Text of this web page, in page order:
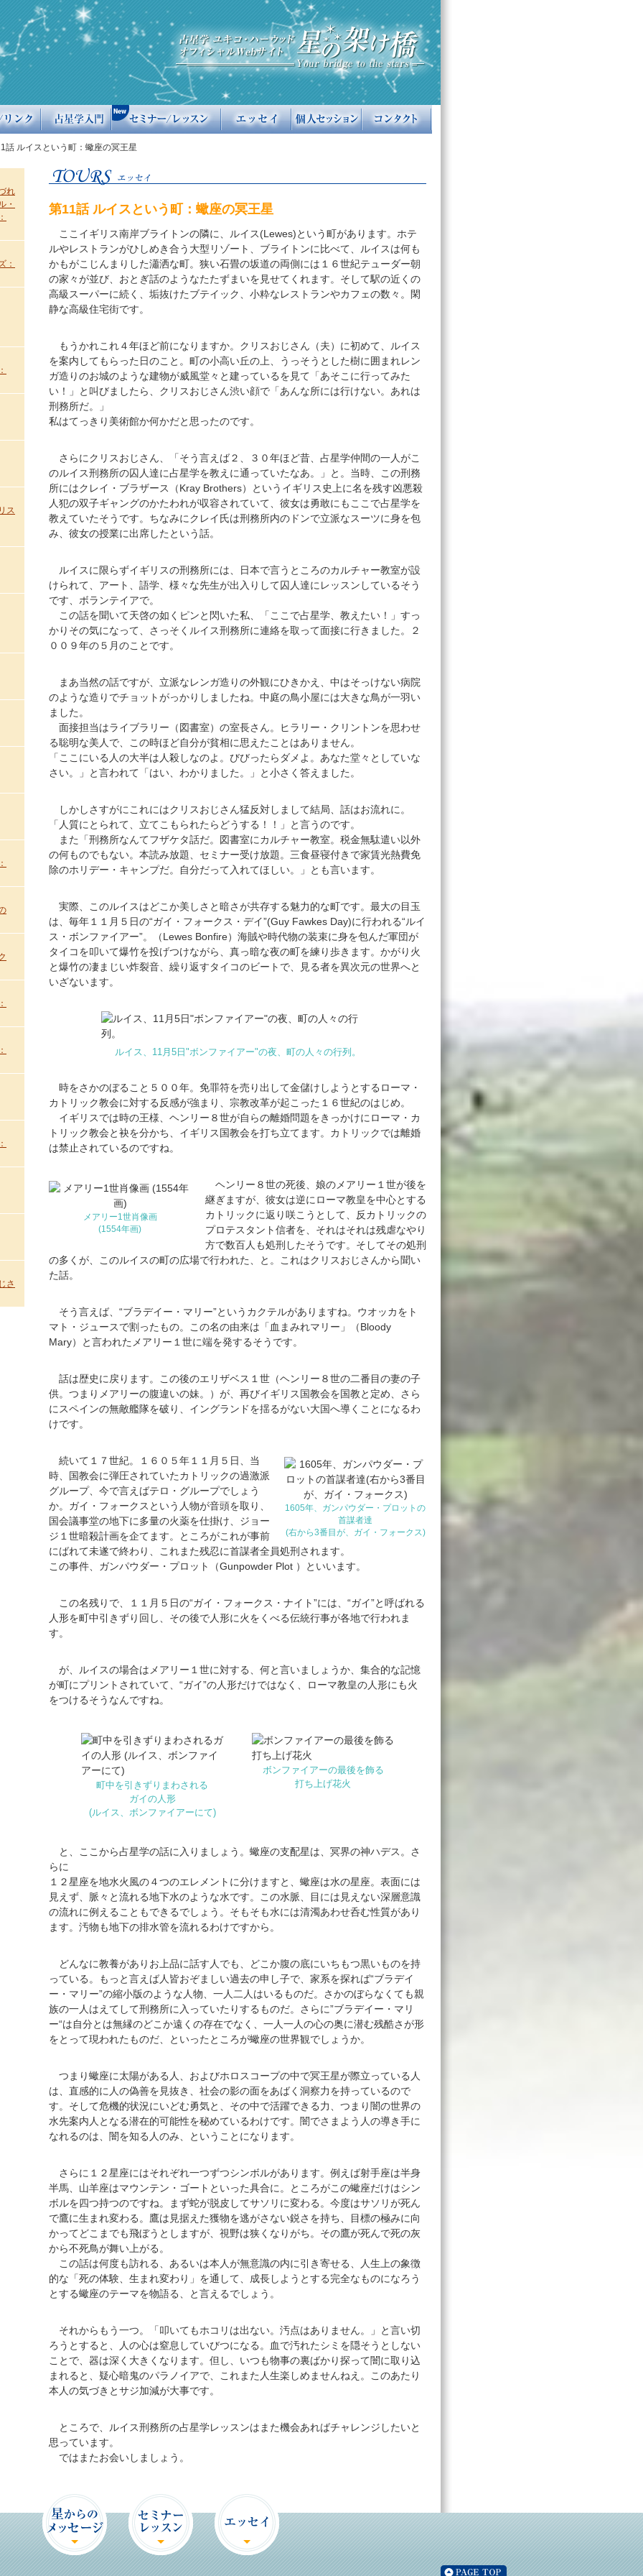
話 ルイスという町：蠍座の冥王星
れ
・
：
ス
さ
第11話 ルイスという町：蠍座の冥王星
ここイギリス南岸ブライトンの隣に、ルイス(Lewes)という町があります。ホテ
ルやレストランがひしめき合う大型リゾート、ブライトンに比べて、ルイスは何も
かもがこじんまりした瀟洒な町。狭い石畳の坂道の両側には１６世紀テューダー朝
の家々が並び、おとぎ話のようなたたずまいを見せてくれます。そして駅の近くの
高級スーパーに続く、垢抜けたブテイック、小粋なレストランやカフェの数々。閑
静な高級住宅街です。
もうかれこれ４年ほど前になりますか。クリスおじさん（夫）に初めて、ルイス
を案内してもらった日のこと。町の小高い丘の上、うっそうとした樹に囲まれレン
ガ造りのお城のような建物が威風堂々と建っているを見て「あそこに行ってみた
い！」と叫びましたら、クリスおじさん渋い顔で「あんな所には行けない。あれは
刑務所だ。」
私はてっきり美術館か何かだと思ったのです。
さらにクリスおじさん、「そう言えば２、３０年ほど昔、占星学仲間の一人がこ
のルイス刑務所の囚人達に占星学を教えに通っていたなあ。」と。当時、この刑務
所にはクレイ・ブラザース（Kray Brothers）というイギリス史上に名を残す凶悪殺
人犯の双子ギャングのかたわれが収容されていて、彼女は勇敢にもここで占星学を
教えていたそうです。ちなみにクレイ氏は刑務所内のドンで立派なスーツに身を包
み、彼女の授業に出席したという話。
ルイスに限らずイギリスの刑務所には、日本で言うところのカルチャー教室が設
けられて、アート、語学、様々な先生が出入りして囚人達にレッスンしているそう
です、ボランテイアで。
この話を聞いて天啓の如くピンと閃いた私、「ここで占星学、教えたい！」すっ
かりその気になって、さっそくルイス刑務所に連絡を取って面接に行きました。２
００９年の５月のことです。
まあ当然の話ですが、立派なレンガ造りの外観にひきかえ、中はそっけない病院
のような造りでチョットがっかりしましたね。中庭の鳥小屋には大きな鳥が一羽い
ました。
面接担当はライブラリー（図書室）の室長さん。ヒラリー・クリントンを思わせ
る聡明な美人で、この時ほど自分が貧相に思えたことはありません。
「ここにいる人の大半は人殺しなのよ。びびったらダメよ。あなた堂々としていな
さい。」と言われて「はい、わかりました。」と小さく答えました。
しかしさすがにこれにはクリスおじさん猛反対しまして結局、話はお流れに。
「人質にとられて、立てこもられたらどうする！！」と言うのです。
また「刑務所なんてフザケタ話だ。図書室にカルチャー教室。税金無駄遣い以外
の何ものでもない。本読み放題、セミナー受け放題。三食昼寝付きで家賃光熱費免
除のホリデー・キャンプだ。自分だって入れてほしい。」とも言います。
実際、このルイスはどこか美しさと暗さが共存する魅力的な町です。最大の目玉
は、毎年１１月５日の“ガイ・フォークス・デイ”(Guy Fawkes Day)に行われる“ルイ
ス・ボンファイアー”。（Lewes Bonfire）海賊や時代物の装束に身を包んだ軍団が
タイコを叩いて爆竹を投げつけながら、真っ暗な夜の町を練り歩きます。かがり火
と爆竹の凄まじい炸裂音、繰り返すタイコのビートで、見る者を異次元の世界へと
いざないます。
ルイス、11月5日"ボンファイアー"の夜、町の人々の行列。
時をさかのぼること５００年。免罪符を売り出して金儲けしようとするローマ・
カトリック教会に対する反感が強まり、宗教改革が起こった１６世紀のはじめ。
イギリスでは時の王様、ヘンリー８世が自らの離婚問題をきっかけにローマ・カ
トリック教会と袂を分かち、イギリス国教会を打ち立てます。カトリックでは離婚
は禁止されているのですね。
メアリー1世肖像画
(1554年画)
ヘンリー８世の死後、娘のメアリー１世が後を
継ぎますが、彼女は逆にローマ教皇を中心とする
カトリックに返り咲こうとして、反カトリックの
プロテスタント信者を、それはそれは残虐なやり
方で数百人も処刑したそうです。そしてその処刑
の多くが、このルイスの町の広場で行われた、と。これはクリスおじさんから聞い
た話。
そう言えば、“ブラデイー・マリー”というカクテルがありますね。ウオッカをト
マト・ジュースで割ったもの。この名の由来は「血まみれマリー」（Bloody
Mary）と言われたメアリー１世に端を発するそうです。
話は歴史に戻ります。この後のエリザベス１世（ヘンリー８世の二番目の妻の子
供。つまりメアリーの腹違いの妹。）が、再びイギリス国教会を国教と定め、さら
にスペインの無敵艦隊を破り、イングランドを揺るがない大国へ導くことになるわ
けです。
1605年、ガンパウダー・プロットの
首謀者達
(右から3番目が、ガイ・フォークス)
続いて１７世紀。１６０５年１１月５日、当
時、国教会に弾圧されていたカトリックの過激派
グループ、今で言えばテロ・グループでしょう
か。ガイ・フォークスという人物が音頭を取り、
国会議事堂の地下に多量の火薬を仕掛け、ジョー
ジ１世暗殺計画を企てます。ところがこれが事前
にばれて未遂で終わり、これまた残忍に首謀者全員処刑されます。
この事件、ガンパウダー・プロット（Gunpowder Plot ）といいます。
この名残りで、１１月５日の“ガイ・フォークス・ナイト”には、“ガイ”と呼ばれる
人形を町中引きずり回し、その後で人形に火をくべる伝統行事が各地で行われま
す。
が、ルイスの場合はメアリー１世に対する、何と言いましょうか、集合的な記憶
が町にプリントされていて、“ガイ”の人形だけではなく、ローマ教皇の人形にも火
をつけるそうなんですね。
町中を引きずりまわされる
ガイの人形
(ルイス、ボンファイアーにて)
ボンファイアーの最後を飾る
打ち上げ花火
と、ここから占星学の話に入りましょう。蠍座の支配星は、冥界の神ハデス。さ
らに
１２星座を地水火風の４つのエレメントに分けますと、蠍座は水の星座。表面には
見えず、脈々と流れる地下水のような水です。この水脈、目には見えない深層意識
の流れに例えることもできるでしょう。そもそも水には清濁あわせ呑む性質があり
ます。汚物も地下の排水管を流れるわけですから。
どんなに教養がありお上品に話す人でも、どこか腹の底にいちもつ黒いものを持
っている。もっと言えば人皆おぞましい過去の申し子で、家系を探れば“ブラデイ
ー・マリー”の縮小版のような人物、一人二人はいるものだ。さかのぼらなくても親
族の一人はえてして刑務所に入っていたりするものだ。さらに”ブラデイー・マリ
ー“は自分とは無縁のどこか遠くの存在でなく、一人一人の心の奥に潜む残酷さが形
をとって現われたものだ、といったところが蠍座の世界観でしょうか。
つまり蠍座に太陽がある人、およびホロスコープの中で冥王星が際立っている人
は、直感的に人の偽善を見抜き、社会の影の面をあばく洞察力を持っているので
す。そして危機的状況にいどむ勇気と、その中で活躍できる力、つまり闇の世界の
水先案内人となる潜在的可能性を秘めているわけです。闇でさまよう人の導き手に
なれるのは、闇を知る人のみ、ということになります。
さらに１２星座にはそれぞれ一つずつシンボルがあります。例えば射手座は半身
半馬、山羊座はマウンテン・ゴートといった具合に。ところがこの蠍座だけはシン
ボルを四つ持つのですね。まず蛇が脱皮してサソリに変わる。今度はサソリが死ん
で鷹に生まれ変わる。鷹は見据えた獲物を逃がさない鋭さを持ち、目標の極みに向
かってどこまでも飛ぼうとしますが、視野は狭くなりがち。その鷹が死んで死の灰
から不死鳥が舞い上がる。
この話は何度も訪れる、あるいは本人が無意識の内に引き寄せる、人生上の象徴
的な「死の体験、生まれ変わり」を通して、成長しようとする完全なものになろう
とする蠍座のテーマを物語る、と言えるでしょう。
それからもう一つ。「叩いてもホコリは出ない。汚点はありません。」と言い切
ろうとすると、人の心は窒息していびつになる。血で汚れたシミを隠そうとしない
ことで、器は深く大きくなります。但し、いつも物事の裏ばかり探って闇に取り込
まれると、疑心暗鬼のパラノイアで、これまた人生楽しめませんねえ。このあたり
本人の気づきとサジ加減が大事です。
ところで、ルイス刑務所の占星学レッスンはまた機会あればチャレンジしたいと
思っています。
ではまたお会いしましょう。